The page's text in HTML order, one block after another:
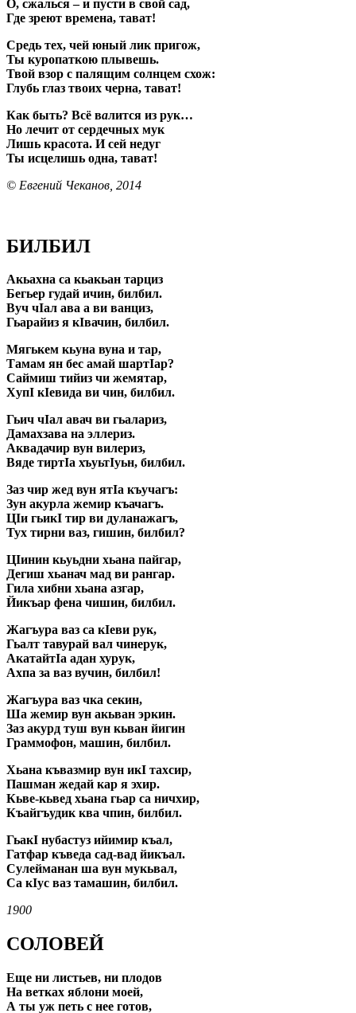
О, сжалься – и пусти в свой сад,
Где зреют времена, тават!
Средь тех, чей юный лик пригож,
Ты куропаткою плывешь.
Твой взор с палящим солнцем схож:
Глубь глаз твоих черна, тават!
Как быть? Всё валится из рук…
Но лечит от сердечных мук
Лишь красота. И сей недуг
Ты исцелишь одна, тават!
© Евгений Чеканов, 2014
БИЛБИЛ
Акьахна са кьакьан тарциз
Бегьер гудай ичин, билбил.
Вуч чIал ава а ви ванциз,
Гьарайиз я кIвачин, билбил.
Мягькем кьуна вуна и тар,
Тамам ян бес амай шартIар?
Саймиш тийиз чи жемятар,
XyпI кIевида ви чин, билбил.
Гьич чIал авач ви гьалариз,
Дамахзава на эллериз.
Аквадачир вун вилериз,
Вяде тиртIа хъуьтIуьн, билбил.
Заз чир жед вун ятIа къучагъ:
Зун акурла жемир къачагъ.
ЦIи гьикI тир ви дуланажагъ,
Тух тирни ваз, гишин, билбил?
ЦIинин кьуьдни хьана пайгар,
Дегиш хьанач мад ви рангар.
Гила хибни хьана азгар,
Йикъар фена чишин, билбил.
Жагъура ваз са кIеви рук,
Гьалт тавурай вал чинерук,
АкатайтIа адан хурук,
Ахпа за ваз вучин, билбил!
Жагъура ваз чка секин,
Ша жемир вун акьван эркин.
Заз акурд туш вун кьван йигин
Граммофон, машин, билбил.
Хьана къвазмир вун икI тахсир,
Пашман жедай кар я эхир.
Кьве-кьвед хьана гьар са ничхир,
Къайгъудик ква чпин, билбил.
ГьакI нубастуз ийимир къал,
Гатфар къведа сад-вад йикъал.
Сулейманан ша вун мукьвал,
Са кIус ваз тамашин, билбил.
1900
СОЛОВЕЙ
Еще ни листьев, ни плодов
На ветках яблони моей,
А ты уж петь с нее готов,